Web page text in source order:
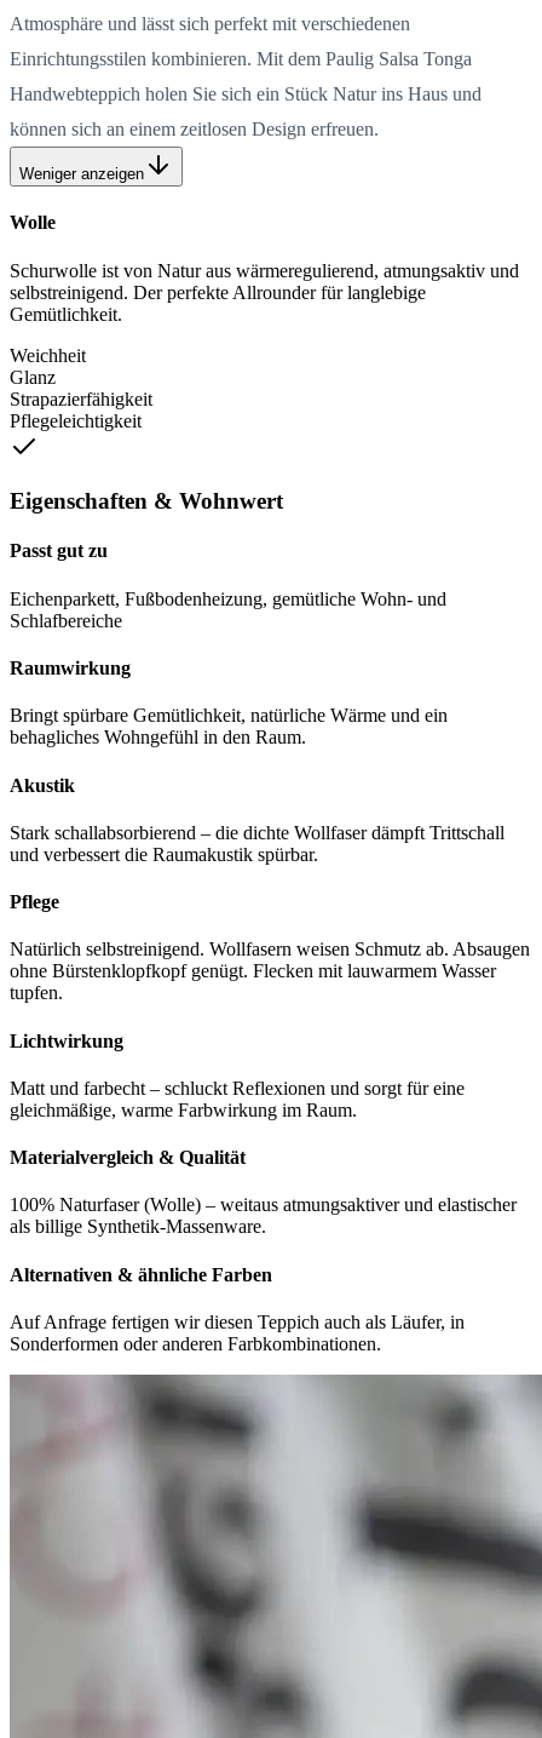
Atmosphäre und lässt sich perfekt mit verschiedenen
Einrichtungsstilen kombinieren. Mit dem Paulig Salsa Tonga
Handwebteppich holen Sie sich ein Stück Natur ins Haus und
können sich an einem zeitlosen Design erfreuen.
Weniger anzeigen
Wolle
Schurwolle ist von Natur aus wärmeregulierend, atmungsaktiv und
selbstreinigend. Der perfekte Allrounder für langlebige
Gemütlichkeit.
Weichheit
Glanz
Strapazierfähigkeit
Pflegeleichtigkeit
Eigenschaften & Wohnwert
Passt gut zu
Eichenparkett, Fußbodenheizung, gemütliche Wohn- und
Schlafbereiche
Raumwirkung
Bringt spürbare Gemütlichkeit, natürliche Wärme und ein
behagliches Wohngefühl in den Raum.
Akustik
Stark schallabsorbierend – die dichte Wollfaser dämpft Trittschall
und verbessert die Raumakustik spürbar.
Pflege
Natürlich selbstreinigend. Wollfasern weisen Schmutz ab. Absaugen
ohne Bürstenklopfkopf genügt. Flecken mit lauwarmem Wasser
tupfen.
Lichtwirkung
Matt und farbecht – schluckt Reflexionen und sorgt für eine
gleichmäßige, warme Farbwirkung im Raum.
Materialvergleich & Qualität
100% Naturfaser (Wolle) – weitaus atmungsaktiver und elastischer
als billige Synthetik-Massenware.
Alternativen & ähnliche Farben
Auf Anfrage fertigen wir diesen Teppich auch als Läufer, in
Sonderformen oder anderen Farbkombinationen.